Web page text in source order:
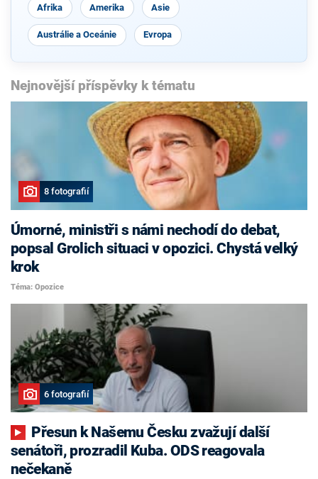
Afrika Amerika Asie
Austrálie a Oceánie Evropa
Nejnovější příspěvky k tématu
8 fotografií
Úmorné, ministři s námi nechodí do debat,
popsal Grolich situaci v opozici. Chystá velký
krok
Téma: Opozice
6 fotografií
senátoři, prozradil Kuba. ODS reagovala
nečekaně